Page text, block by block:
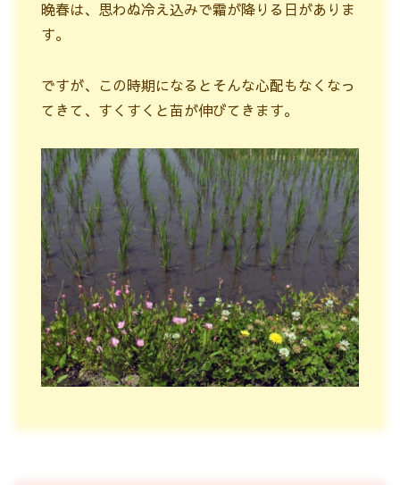
晩春は、思わぬ冷え込みで霜が降りる日がありま
す。
ですが、この時期になるとそんな心配もなくなっ
てきて、すくすくと苗が伸びてきます。